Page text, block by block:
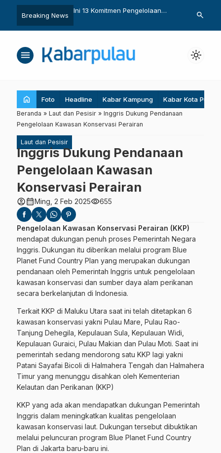
Breaking News
Ini 13 Komitmen Pengelolaan
Indonesia
search
menu light_mode
home Foto Headline Kabar Kampung Kabar Kota Pulau
Beranda » Laut dan Pesisir » Inggris Dukung Pendanaan
Pengelolaan Kawasan Konservasi Perairan
Laut dan Pesisir
Inggris Dukung Pendanaan
Pengelolaan Kawasan
Konservasi Perairan
account_circlecalendar_monthMing, 2 Feb 2025visibility655
Pengelolaan Kawasan Konservasi Perairan (KKP)
mendapat dukungan penuh proses Pemerintah Negara
Inggris. Dukungan itu diberikan melalui program Blue
Planet Fund Country Plan yang merupakan dukungan
pendanaan oleh Pemerintah Inggris untuk pengelolaan
kawasan konservasi dan sumber daya alam perikanan
secara berkelanjutan di Indonesia.
Terkait KKP di Maluku Utara saat ini telah ditetapkan 6
kawasan konservasi yakni Pulau Mare, Pulau Rao-
Tanjung Dehegila, Kepulauan Sula, Kepulauan Widi,
Kepulauan Guraici, Pulau Makian dan Pulau Moti. Saat ini
pemerintah sedang mendorong satu KKP lagi yakni
Patani Sayafai Bicoli di Halmahera Tengah dan Halmahera
Timur yang menunggu disahkan oleh Kementerian
Kelautan dan Perikanan (KKP)
KKP yang ada akan mendapatkan dukungan Pemerintah
Inggris dalam meningkatkan kualitas pengelolaan
kawasan konservasi laut. Dukungan tersebut dibuktikan
melalui peluncuran program Blue Planet Fund Country
Plan di Jakarta baru-baru ini.